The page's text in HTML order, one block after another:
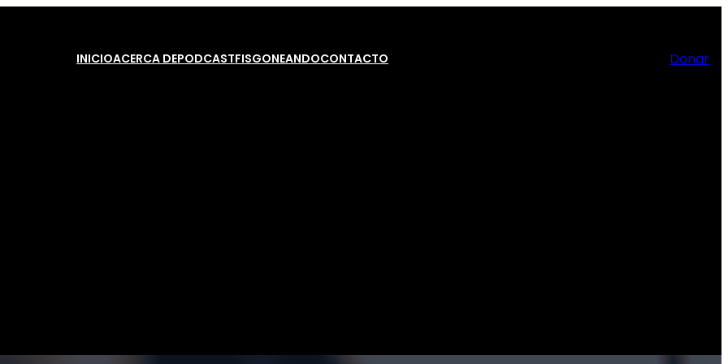
INICIOACERCA DEPODCASTFISGONEANDOCONTACTO Donar